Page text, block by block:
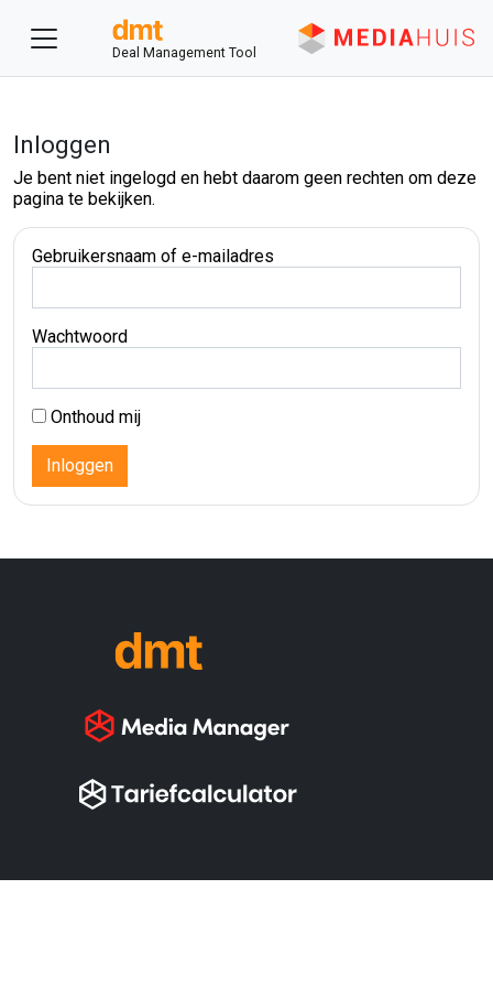
Deal Management Tool
Inloggen
Je bent niet ingelogd en hebt daarom geen rechten om deze
pagina te bekijken.
Gebruikersnaam of e-mailadres
Wachtwoord
Onthoud mij